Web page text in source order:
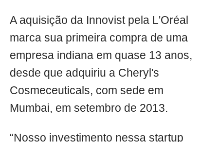
A aquisição da Innovist pela L'Oréal
marca sua primeira compra de uma
empresa indiana em quase 13 anos,
desde que adquiriu a Cheryl's
Cosmeceuticals, com sede em
Mumbai, em setembro de 2013.
“Nosso investimento nessa startup